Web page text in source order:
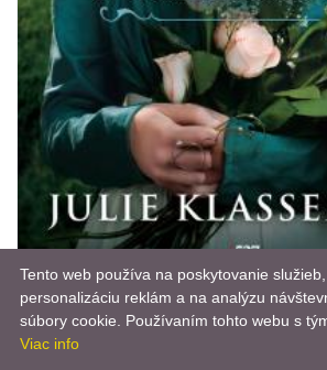
BELETRIA
Tento web používa na poskytovanie služieb,
personalizáciu reklám a na analýzu
súbory cookie. Používaním tohto webu s
Viac info